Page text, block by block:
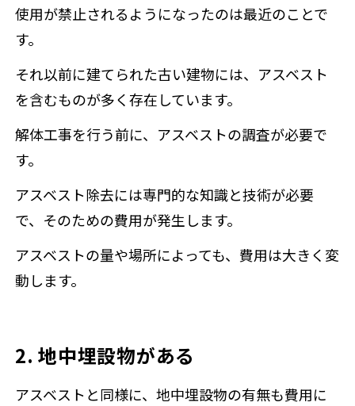
使用が禁止されるようになったのは最近のことで
す。
それ以前に建てられた古い建物には、アスベスト
を含むものが多く存在しています。
解体工事を行う前に、アスベストの調査が必要で
す。
アスベスト除去には専門的な知識と技術が必要
で、そのための費用が発生します。
アスベストの量や場所によっても、費用は大きく変
動します。
2. 地中埋設物がある
アスベストと同様に、地中埋設物の有無も費用に